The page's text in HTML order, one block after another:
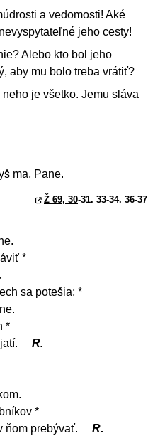
a vedomosti! Aké
jeho cesty!
Alebo kto bol jeho
aby mu bolo treba vrátiť?
je všetko. Jemu sláva
ma, Pane.
Ž 69, 30-31. 33-34. 36-37
*
sa potešia; *
*
R.
*
ňom prebývať.
R.